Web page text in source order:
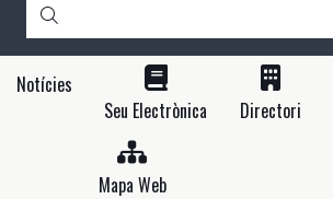
Notícies
Seu Electrònica
Directori
Mapa Web